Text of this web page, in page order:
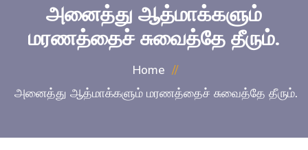
அனைத்து ஆத்மாக்களும்
மரணத்தைச் சுவைத்தே தீரும்.
Home
அனைத்து ஆத்மாக்களும் மரணத்தைச் சுவைத்தே தீரும்.